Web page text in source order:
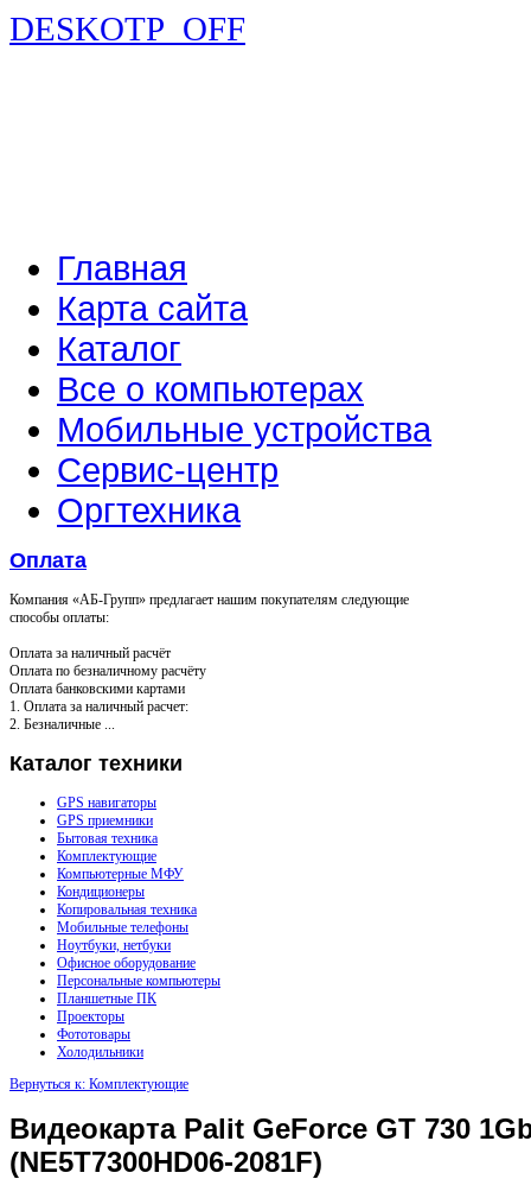
DESKOTP_OFF
Главная
Карта сайта
Каталог
Все о компьютерах
Мобильные устройства
Сервис-центр
Оргтехника
Оплата
Компания «АБ-Групп» предлагает нашим покупателям следующие
способы оплаты:
Оплата за наличный расчёт
Оплата по безналичному расчёту
Оплата банковскими картами
1. Оплата за наличный расчет:
2. Безналичные ...
Каталог техники
GPS навигаторы
GPS приемники
Бытовая техника
Комплектующие
Компьютерные МФУ
Кондиционеры
Копировальная техника
Мобильные телефоны
Ноутбуки, нетбуки
Офисное оборудование
Персональные компьютеры
Планшетные ПК
Проекторы
Фототовары
Холодильники
Вернуться к: Комплектующие
Видеокарта Palit GeForce GT 730
(NE5T7300HD06-2081F)